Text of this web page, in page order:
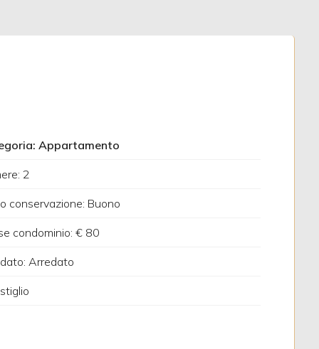
Appartamento
2
conservazione: Buono
condominio: € 80
Arredato